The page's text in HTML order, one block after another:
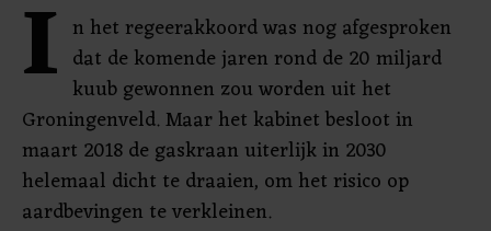
I n het regeerakkoord was nog afgesproken
dat de komende jaren rond de 20 miljard
kuub gewonnen zou worden uit het
Groningenveld. Maar het kabinet besloot in
maart 2018 de gaskraan uiterlijk in 2030
helemaal dicht te draaien, om het risico op
aardbevingen te verkleinen.